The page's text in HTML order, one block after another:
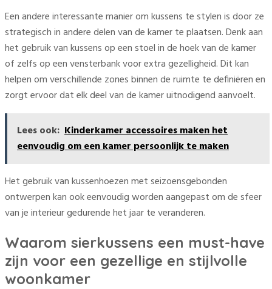
Een andere interessante manier om kussens te stylen is door ze
strategisch in andere delen van de kamer te plaatsen. Denk aan
het gebruik van kussens op een stoel in de hoek van de kamer
of zelfs op een vensterbank voor extra gezelligheid. Dit kan
helpen om verschillende zones binnen de ruimte te definiëren en
zorgt ervoor dat elk deel van de kamer uitnodigend aanvoelt.
Lees ook: Kinderkamer accessoires maken het
eenvoudig om een kamer persoonlijk te maken
Het gebruik van kussenhoezen met seizoensgebonden
ontwerpen kan ook eenvoudig worden aangepast om de sfeer
van je interieur gedurende het jaar te veranderen.
Waarom sierkussens een must-have
zijn voor een gezellige en stijlvolle
woonkamer